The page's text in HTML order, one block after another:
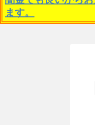
ます。